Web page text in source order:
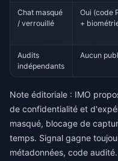
Chat masqué
/ verrouillé
Oui (code
+
Audits
indépendants
Aucun
Note éditoriale : IMO
de confidentialité et
masqué, blocage de
temps. Signal gagne
métadonnées, code